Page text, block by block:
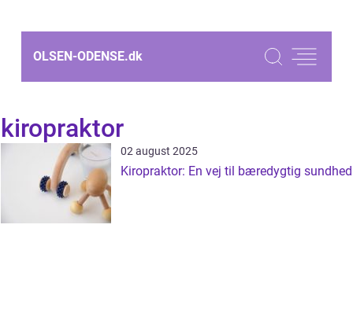
OLSEN-ODENSE.dk
kiropraktor
02 august 2025
Kiropraktor: En vej til bæredygtig sundhed